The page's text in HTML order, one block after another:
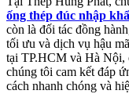
ống thép đúc nhập
còn là đối tác đồng
tối ưu và dịch vụ hậu
tại TP.HCM và Hà Nội,
chúng tôi cam kết đáp
cách nhanh chóng và